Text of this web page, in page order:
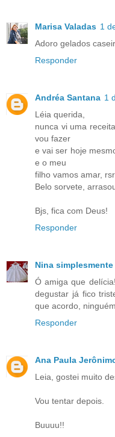
Marisa Valadas 1
Adoro gelados
Responder
Andréa Santana 1
Léia querida,
nunca vi uma
vou fazer
e vai ser hoje
e o meu
filho vamos amar,
Belo sorvete,
Bjs, fica com Deus!
Responder
Nina simplesmente
Ó amiga que
degustar já fico
que acordo,
Responder
Ana Paula
Leia, gostei muito
Vou tentar depois.
Buuuu!!